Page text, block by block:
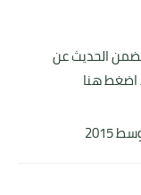
الحديث عن
اضغط هنا